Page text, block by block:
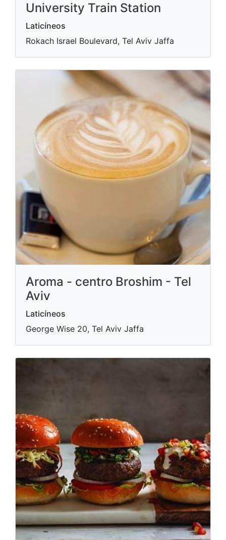
University Train Station
Laticíneos
Rokach Israel Boulevard, Tel Aviv Jaffa
Aroma - centro Broshim - Tel
Aviv
Laticíneos
George Wise 20, Tel Aviv Jaffa